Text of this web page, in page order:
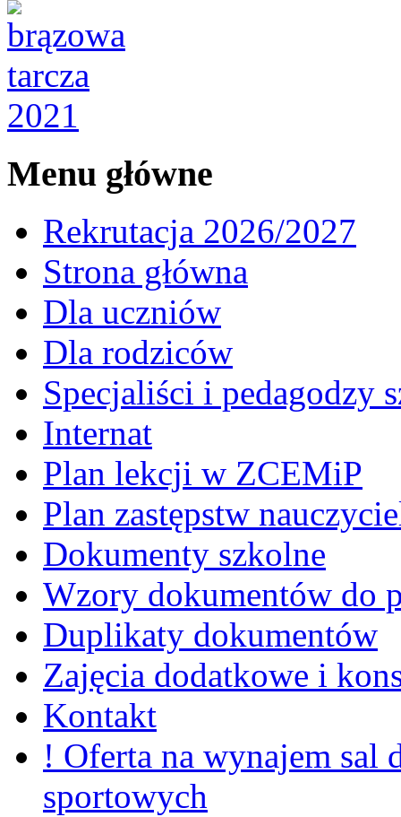
Menu główne
Rekrutacja 2026/2027
Strona główna
Dla uczniów
Dla rodziców
Specjaliści i pedagodzy
Internat
Plan lekcji w ZCEMiP
Plan zastępstw
Dokumenty szkolne
Wzory dokumentów do
Duplikaty dokumentów
Zajęcia dodatkowe i
Kontakt
! Oferta na wynajem
sportowych